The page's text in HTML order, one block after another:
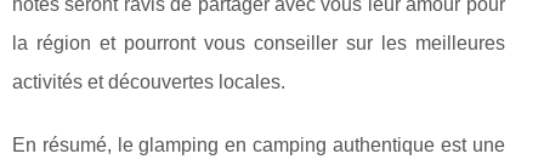
hôtes seront ravis de partager avec vous leur amour pour
la région et pourront vous conseiller sur les meilleures
activités et découvertes locales.
En résumé, le glamping en camping authentique est une